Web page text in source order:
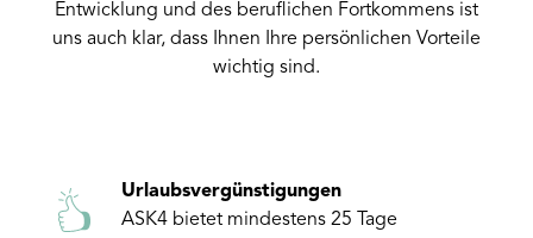
Entwicklung und des beruflichen Fortkommens ist
uns auch klar, dass Ihnen Ihre persönlichen Vorteile
wichtig sind.
Urlaubsvergünstigungen
ASK4 bietet mindestens 25 Tage